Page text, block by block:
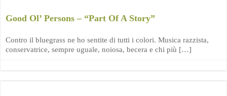
Good Ol’ Persons – “Part Of A Story”
Contro il bluegrass ne ho sentite di tutti i colori. Musica razzista,
conservatrice, sempre uguale, noiosa, becera e chi più […]